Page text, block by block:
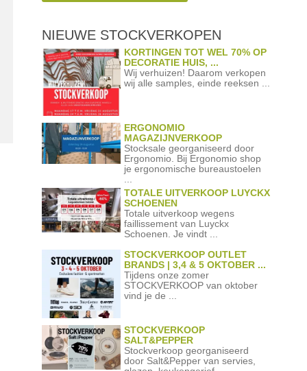
NIEUWE STOCKVERKOPEN
KORTINGEN TOT WEL 70% OP
DECORATIE HUIS, ...
Wij verhuizen! Daarom verkopen
wij alle samples, einde reeksen ...
ERGONOMIO
MAGAZIJNVERKOOP
Stocksale georganiseerd door
Ergonomio. Bij Ergonomio shop
je ergonomische bureaustoelen
TOTALE UITVERKOOP LUYCKX
SCHOENEN
Totale uitverkoop wegens
faillissement van Luyckx
Schoenen. Je vindt ...
STOCKVERKOOP OUTLET
BRANDS | 3,4 & 5 OKTOBER ...
Tijdens onze zomer
STOCKVERKOOP van oktober
vind je de ...
STOCKVERKOOP
SALT&PEPPER
Stockverkoop georganiseerd
door Salt&Pepper van servies,